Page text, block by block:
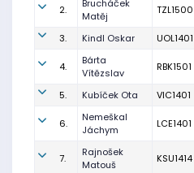
2.
Brucháček
Matěj
TZL1500
3. Kindl Oskar UOL1401
4.
Bárta
Vítězslav
RBK1501
5. Kubíček Ota VIC1401
6.
Nemeškal
Jáchym
LCE1401
7.
Rajnošek
Matouš
KSU1414